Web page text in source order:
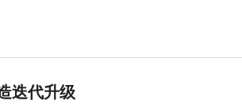
迭代升级